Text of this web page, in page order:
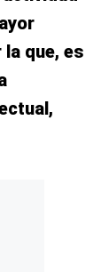
que, es